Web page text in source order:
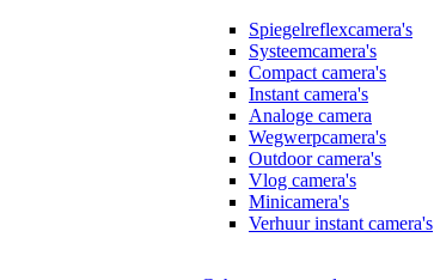
Spiegelreflexcamera's
Systeemcamera's
Compact camera's
Instant camera's
Analoge camera
Wegwerpcamera's
Outdoor camera's
Vlog camera's
Minicamera's
Verhuur instant camera's